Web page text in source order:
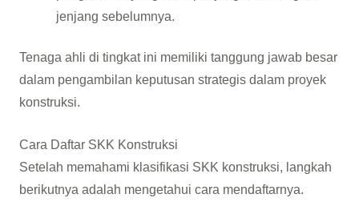
jenjang sebelumnya.
Tenaga ahli di tingkat ini memiliki tanggung jawab besar
dalam pengambilan keputusan strategis dalam proyek
konstruksi.
Cara Daftar SKK Konstruksi
Setelah memahami klasifikasi SKK konstruksi, langkah
berikutnya adalah mengetahui cara mendaftarnya.